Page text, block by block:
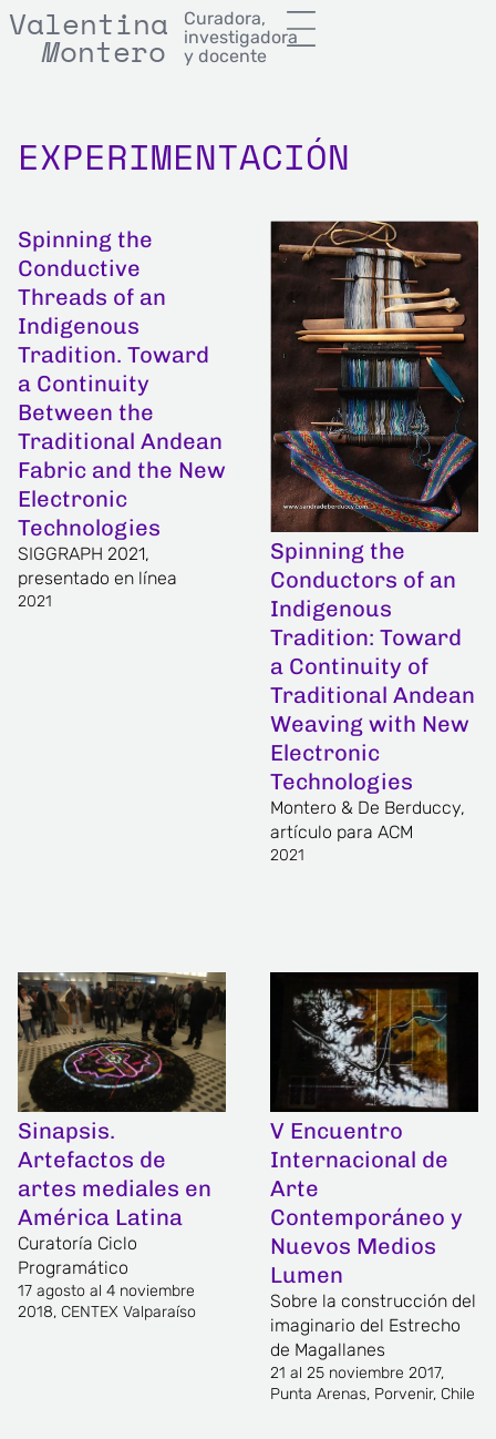
Valentina
Montero
onterror
Curadora,
investigadora
y docente
EXPERIMENTACIÓN
Spinning the
Conductive
Threads of an
Indigenous
Tradition. Toward
a Continuity
Between the
Traditional Andean
Fabric and the New
Electronic
Technologies
SIGGRAPH 2021,
presentado en línea
2021
Spinning the
Conductors of an
Indigenous
Tradition: Toward
a Continuity of
Traditional Andean
Weaving with New
Electronic
Technologies
Montero & De Berduccy,
artículo para ACM
2021
Sinapsis.
Artefactos de
artes mediales en
América Latina
Curatoría Ciclo
Programático
17 agosto al 4 noviembre
2018, CENTEX Valparaíso
V Encuentro
Internacional de
Arte
Contemporáneo y
Nuevos Medios
Lumen
Sobre la construcción del
imaginario del Estrecho
de Magallanes
21 al 25 noviembre 2017,
Punta Arenas, Porvenir, Chile